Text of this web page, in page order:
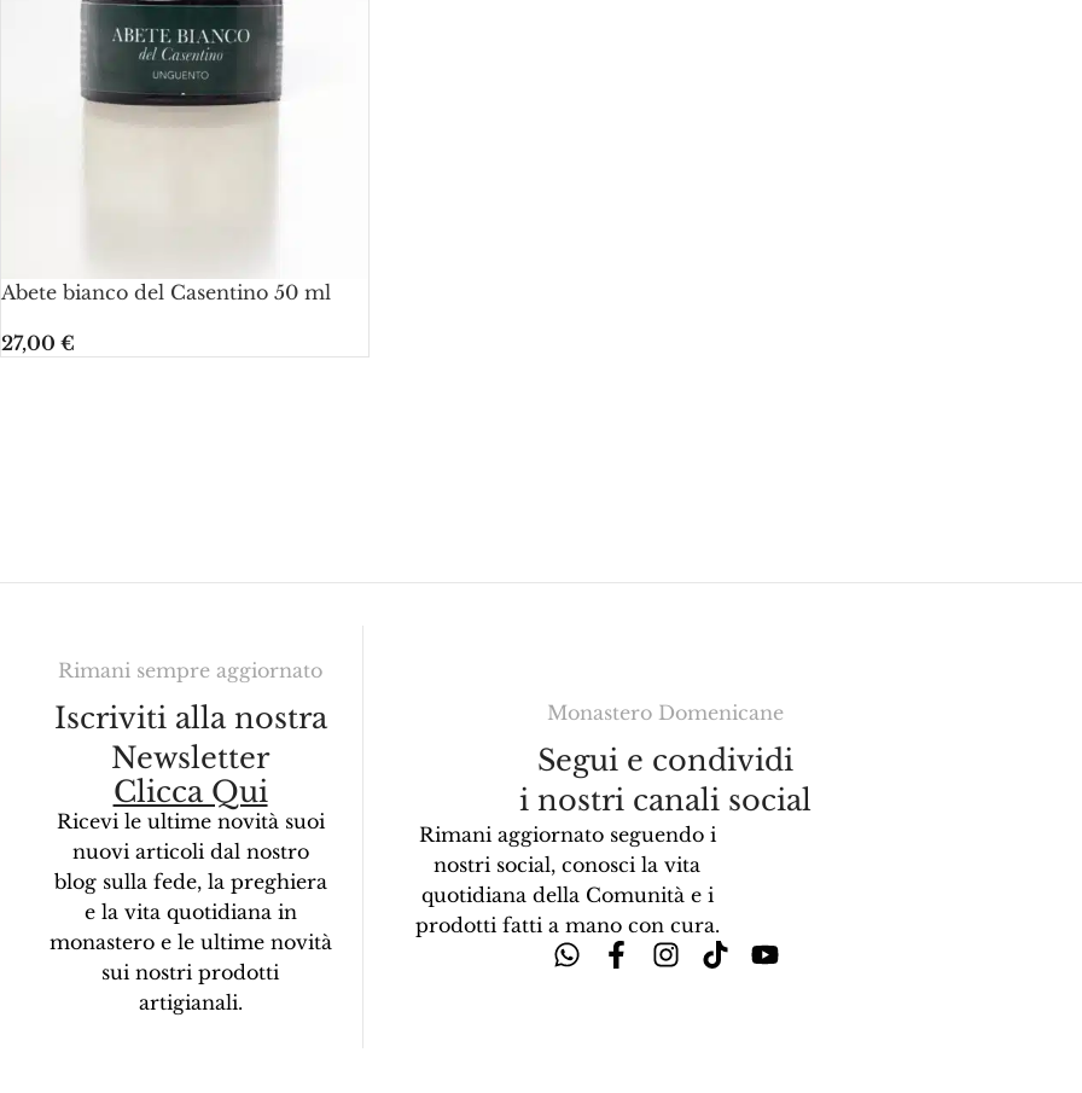
Abete bianco del Casentino 50 ml
27,00 €
Rimani sempre aggiornato
Iscriviti alla nostra
Newsletter
Clicca Qui
Ricevi le ultime novità suoi
nuovi articoli dal nostro
blog sulla fede, la preghiera
e la vita quotidiana in
monastero e le ultime novità
sui nostri prodotti
artigianali.
Monastero Domenicane
Segui e condividi
i nostri canali social
Rimani aggiornato seguendo i
nostri social, conosci la vita
quotidiana della Comunità e i
prodotti fatti a mano con cura.